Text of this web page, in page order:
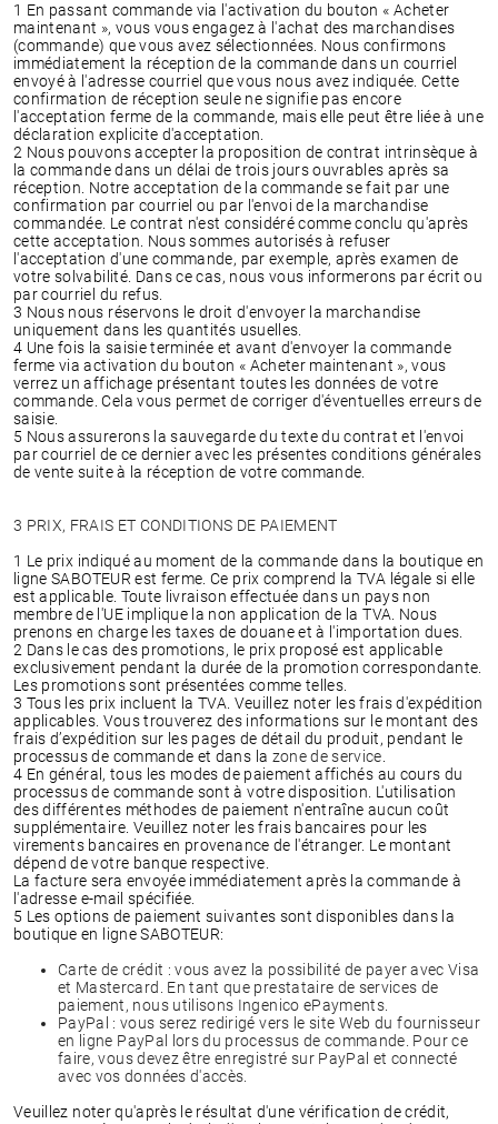
1 En passant commande via l'activation du bouton « Acheter
maintenant », vous vous engagez à l'achat des marchandises
(commande) que vous avez sélectionnées. Nous confirmons
immédiatement la réception de la commande dans un courriel
envoyé à l'adresse courriel que vous nous avez indiquée. Cette
confirmation de réception seule ne signifie pas encore
l'acceptation ferme de la commande, mais elle peut être liée à une
déclaration explicite d'acceptation.
2 Nous pouvons accepter la proposition de contrat intrinsèque à
la commande dans un délai de trois jours ouvrables après sa
réception. Notre acceptation de la commande se fait par une
confirmation par courriel ou par l'envoi de la marchandise
commandée. Le contrat n'est considéré comme conclu qu'après
cette acceptation. Nous sommes autorisés à refuser
l'acceptation d'une commande, par exemple, après examen de
votre solvabilité. Dans ce cas, nous vous informerons par écrit ou
par courriel du refus.
3 Nous nous réservons le droit d'envoyer la marchandise
uniquement dans les quantités usuelles.
4 Une fois la saisie terminée et avant d'envoyer la commande
ferme via activation du bouton « Acheter maintenant », vous
verrez un affichage présentant toutes les données de votre
commande. Cela vous permet de corriger d'éventuelles erreurs de
saisie.
5 Nous assurerons la sauvegarde du texte du contrat et l'envoi
par courriel de ce dernier avec les présentes conditions générales
de vente suite à la réception de votre commande.
3 PRIX, FRAIS ET CONDITIONS DE PAIEMENT
1 Le prix indiqué au moment de la commande dans la boutique en
ligne SABOTEUR est ferme. Ce prix comprend la TVA légale si elle
est applicable. Toute livraison effectuée dans un pays non
membre de l'UE implique la non application de la TVA. Nous
prenons en charge les taxes de douane et à l'importation dues.
2 Dans le cas des promotions, le prix proposé est applicable
exclusivement pendant la durée de la promotion correspondante.
Les promotions sont présentées comme telles.
3 Tous les prix incluent la TVA. Veuillez noter les frais d'expédition
applicables. Vous trouverez des informations sur le montant des
frais d’expédition sur les pages de détail du produit, pendant le
processus de commande et dans la zone de service
4 En général, tous les modes de paiement affichés au cours du
processus de commande sont à votre disposition. L'utilisation
des différentes méthodes de paiement n'entraîne aucun coût
supplémentaire. Veuillez noter les frais bancaires pour les
virements bancaires en provenance de l'étranger. Le montant
dépend de votre banque respective.
La facture sera envoyée immédiatement après la commande à
l'adresse e-mail spécifiée.
5 Les options de paiement suivantes sont disponibles dans la
boutique en ligne SABOTEUR:
Carte de crédit : vous avez la possibilité de payer avec Visa
et Mastercard. En tant que prestataire de services de
paiement, nous utilisons Ingenico ePayments.
PayPal : vous serez redirigé vers le site Web du fournisseur
en ligne PayPal lors du processus de commande. Pour ce
faire, vous devez être enregistré sur PayPal et connecté
avec vos données d'accès.
Veuillez noter qu'après le résultat d'une vérification de crédit,